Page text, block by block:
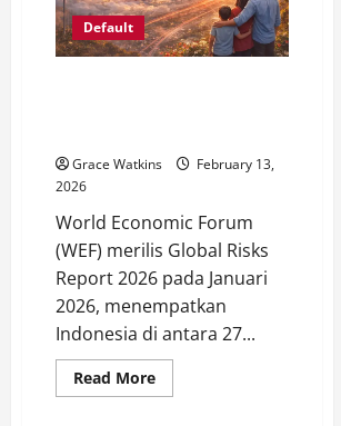
Default
Grace Watkins
February 13,
2026
World Economic Forum
(WEF) merilis Global Risks
Report 2026 pada Januari
2026, menempatkan
Indonesia di antara 27...
Read MoreRead
more